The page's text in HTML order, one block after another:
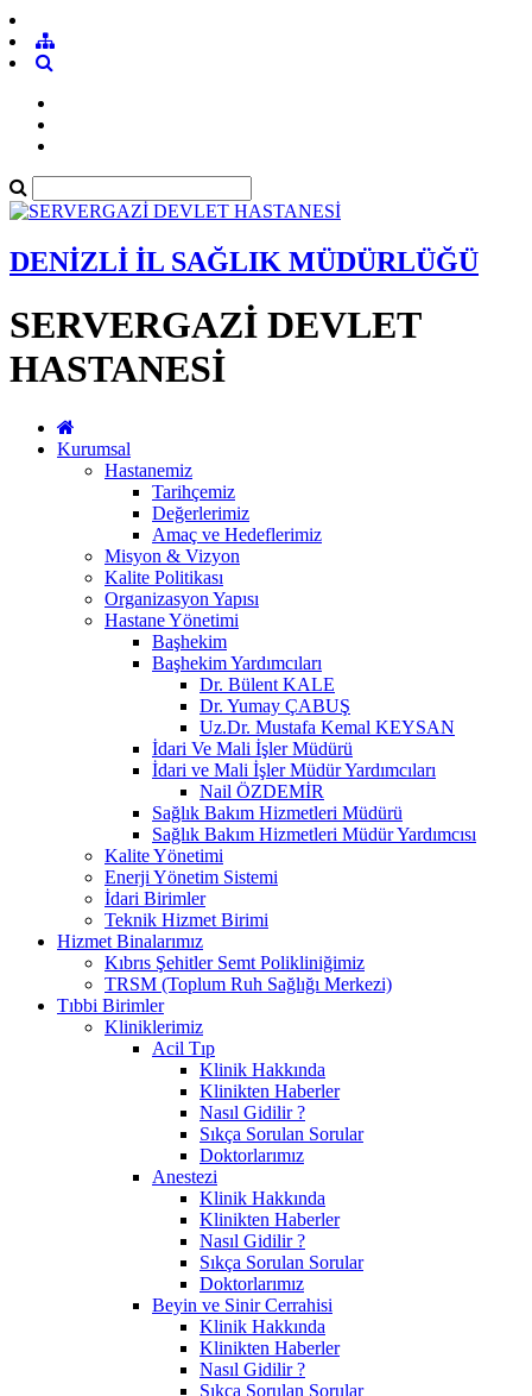
DENİZLİ İL SAĞLIK MÜDÜRLÜĞÜ
SERVERGAZİ DEVLET
HASTANESİ
Kurumsal
Hastanemiz
Tarihçemiz
Değerlerimiz
Amaç ve Hedeflerimiz
Misyon & Vizyon
Kalite Politikası
Organizasyon Yapısı
Hastane Yönetimi
Başhekim
Başhekim Yardımcıları
Dr. Bülent KALE
Dr. Yumay ÇABUŞ
Uz.Dr. Mustafa Kemal KEYSAN
İdari Ve Mali İşler Müdürü
İdari ve Mali İşler Müdür Yardımcıları
Nail ÖZDEMİR
Sağlık Bakım Hizmetleri Müdürü
Sağlık Bakım Hizmetleri Müdür Yardımcısı
Kalite Yönetimi
Enerji Yönetim Sistemi
İdari Birimler
Teknik Hizmet Birimi
Hizmet Binalarımız
Kıbrıs Şehitler Semt Polikliniğimiz
TRSM (Toplum Ruh Sağlığı Merkezi)
Tıbbi Birimler
Kliniklerimiz
Acil Tıp
Klinik Hakkında
Klinikten Haberler
Nasıl Gidilir ?
Sıkça Sorulan Sorular
Doktorlarımız
Anestezi
Klinik Hakkında
Klinikten Haberler
Nasıl Gidilir ?
Sıkça Sorulan Sorular
Doktorlarımız
Beyin ve Sinir Cerrahisi
Klinik Hakkında
Klinikten Haberler
Nasıl Gidilir ?
Sıkça Sorulan Sorular